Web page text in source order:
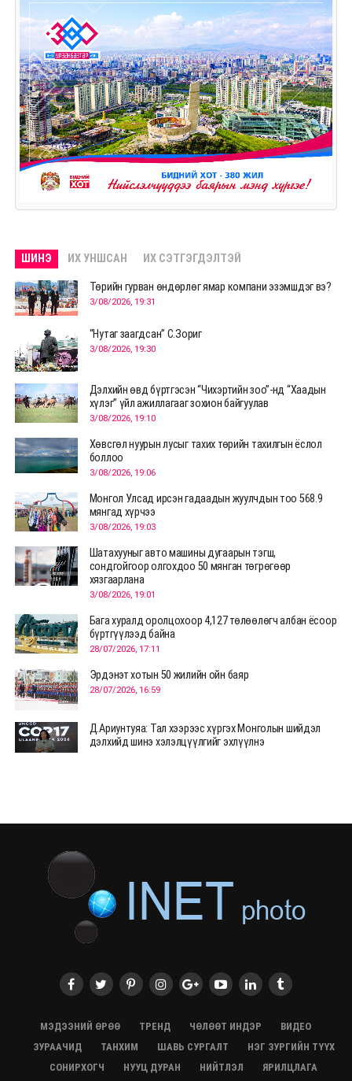
ШИНЭ ИХ УНШСАН ИХ СЭТГЭГДЭЛТЭЙ
Төрийн гурван өндөрлөг ямар компани эзэмшдэг вэ?
3/08/2026, 19:31
“Нутаг заагдсан” С.Зориг
3/08/2026, 19:30
Дэлхийн өвд бүртгэсэн “Чихэртийн зоо”-нд “Хаадын
хүлэг” үйл ажиллагааг зохион байгуулав
3/08/2026, 19:10
Хөвсгөл нуурын лусыг тахих төрийн тахилгын ёслол
боллоо
3/08/2026, 19:06
Монгол Улсад ирсэн гадаадын жуулчдын тоо 568.9
мянгад хүрчээ
3/08/2026, 19:03
Шатахууныг авто машины дугаарын тэгш,
сондгойгоор олгохдоо 50 мянган төгрөгөөр
хязгаарлана
3/08/2026, 19:01
Бага хуралд оролцохоор 4,127 төлөөлөгч албан ёсоор
бүртгүүлээд байна
28/07/2026, 17:11
Эрдэнэт хотын 50 жилийн ойн баяр
28/07/2026, 16:59
Д.Ариунтуяа: Тал хээрээс хүргэх Монголын шийдэл
дэлхийд шинэ хэлэлцүүлгийг эхлүүлнэ
28/07/2026, 12:04
ХӨВСГӨЛ Нутгийн зөвлөлөөс МУАЖ Д.Цэрэндарьзавт
2 өрөө байр олгоно
20/07/2026, 19:22
20/07/2026, 19:21
хийхээр хүрэлцэн ирлээ
Испанийн шигшээ баг ДАШТ-д хоёр дахь удаагаа
МЭДЭЭНИЙ ӨРӨӨ ТРЕНД ЧӨЛӨӨТ ИНДЭР
ВИДЕО
ЗУРААЧИД
ТАНХИМ ШАВЬ СУРГАЛТ
НЭГ ЗУРГИЙН ТҮҮХ
СОНИРХОГЧ
НУУЦ ДУРАН НИЙТЛЭЛ ЯРИЛЦЛАГА